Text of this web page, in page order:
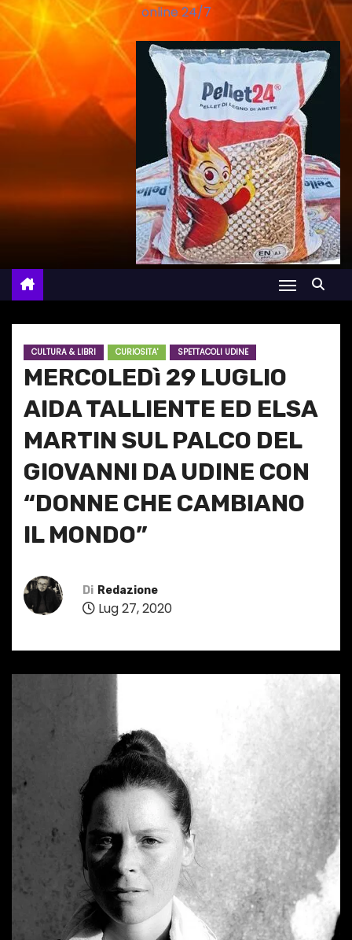
online 24/7
CULTURA & LIBRI CURIOSITA' SPETTACOLI UDINE
MERCOLEDì 29 LUGLIO
AIDA TALLIENTE ED ELSA
MARTIN SUL PALCO DEL
GIOVANNI DA UDINE CON
“DONNE CHE CAMBIANO
IL MONDO”
Di Redazione
Lug 27, 2020